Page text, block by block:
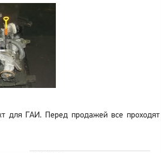
для ГАИ. Перед продажей все проходят